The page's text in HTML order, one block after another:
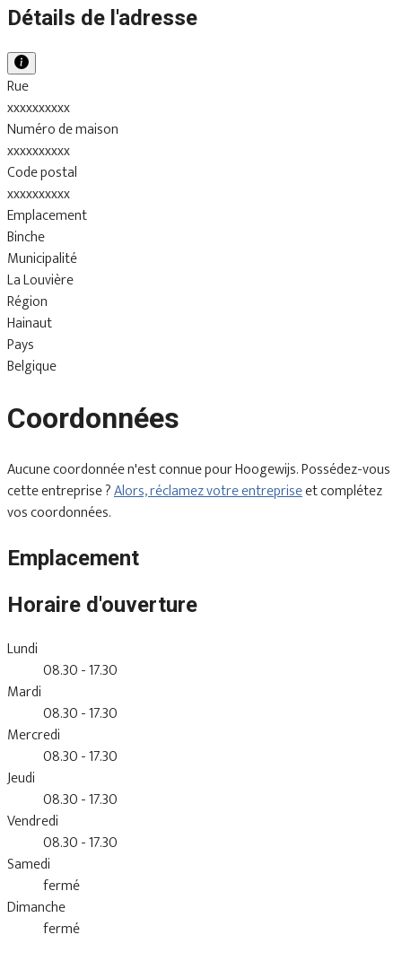
Détails de l'adresse
Rue
xxxxxxxxxx
Numéro de maison
xxxxxxxxxx
Code postal
xxxxxxxxxx
Emplacement
Binche
Municipalité
La Louvière
Région
Hainaut
Pays
Belgique
Coordonnées
Aucune coordonnée n'est connue pour Hoogewijs. Possédez-vous
cette entreprise ?Alors, réclamez votre entrepriseet complétez
vos coordonnées.
Emplacement
Horaire d'ouverture
Lundi
08.30 - 17.30
Mardi
08.30 - 17.30
Mercredi
08.30 - 17.30
Jeudi
08.30 - 17.30
Vendredi
08.30 - 17.30
Samedi
fermé
Dimanche
fermé